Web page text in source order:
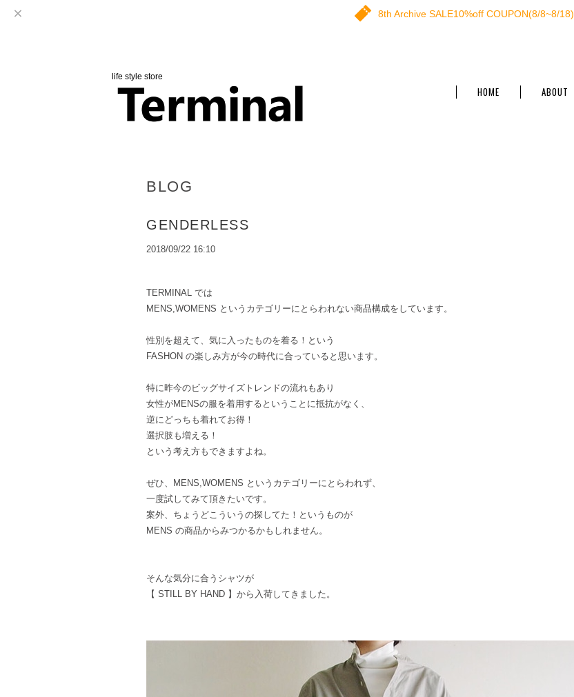
8th Archive SALE10%off COUPON(8/8~8/18)
life style store
HOME ABOUT
BLOG
GENDERLESS
2018/09/22 16:10
TERMINAL では
MENS,WOMENS というカテゴリーにとらわれない商品構成をしています。
性別を超えて、気に入ったものを着る！という
FASHON の楽しみ方が今の時代に合っていると思います。
特に昨今のビッグサイズトレンドの流れもあり
女性がMENSの服を着用するということに抵抗がなく、
逆にどっちも着れてお得！
選択肢も増える！
という考え方もできますよね。
ぜひ、MENS,WOMENS というカテゴリーにとらわれず、
一度試してみて頂きたいです。
案外、ちょうどこういうの探してた！というものが
MENS の商品からみつかるかもしれません。
そんな気分に合うシャツが
【 STILL BY HAND 】から入荷してきました。